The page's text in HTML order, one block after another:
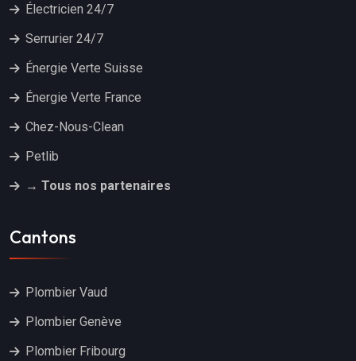
Électricien 24/7
Serrurier 24/7
Énergie Verte Suisse
Énergie Verte France
Chez-Nous-Clean
Petlib
→ Tous nos partenaires
Cantons
Plombier Vaud
Plombier Genève
Plombier Fribourg